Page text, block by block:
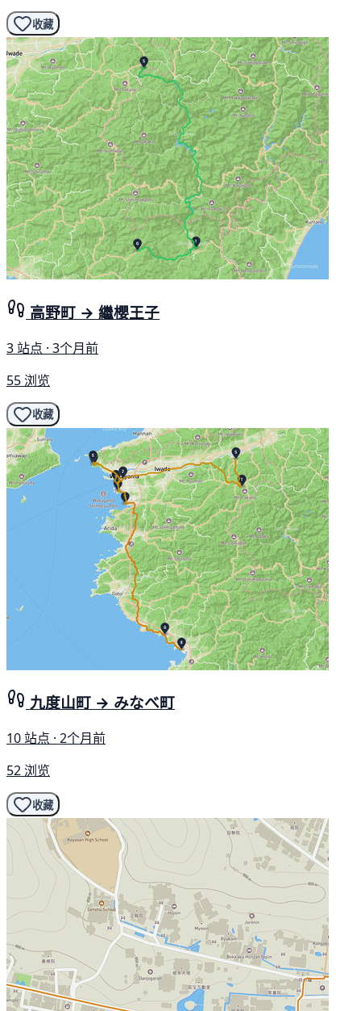
收藏
高野町 → 繼櫻王子
3 站点 · 3个月前
55 浏览
收藏
九度山町 → みなべ町
10 站点 · 2个月前
52 浏览
收藏